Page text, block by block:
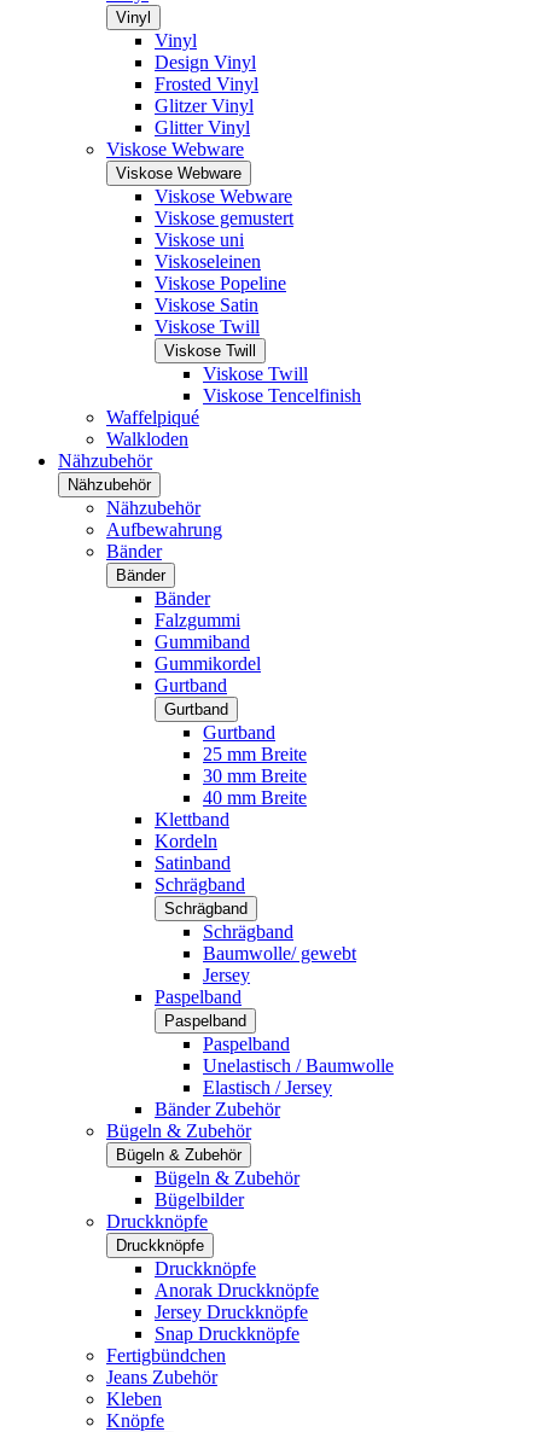
Vinyl
Vinyl
Design Vinyl
Frosted Vinyl
Glitzer Vinyl
Glitter Vinyl
Viskose Webware
Viskose Webware
Viskose Webware
Viskose gemustert
Viskose uni
Viskoseleinen
Viskose Popeline
Viskose Satin
Viskose Twill
Viskose Twill
Viskose Twill
Viskose Tencelfinish
Waffelpiqué
Walkloden
Nähzubehör
Nähzubehör
Nähzubehör
Aufbewahrung
Bänder
Bänder
Bänder
Falzgummi
Gummiband
Gummikordel
Gurtband
Gurtband
Gurtband
25 mm Breite
30 mm Breite
40 mm Breite
Klettband
Kordeln
Satinband
Schrägband
Schrägband
Schrägband
Baumwolle/ gewebt
Jersey
Paspelband
Paspelband
Paspelband
Unelastisch / Baumwolle
Elastisch / Jersey
Bänder Zubehör
Bügeln & Zubehör
Bügeln & Zubehör
Bügeln & Zubehör
Bügelbilder
Druckknöpfe
Druckknöpfe
Druckknöpfe
Anorak Druckknöpfe
Jersey Druckknöpfe
Snap Druckknöpfe
Fertigbündchen
Jeans Zubehör
Kleben
Knöpfe